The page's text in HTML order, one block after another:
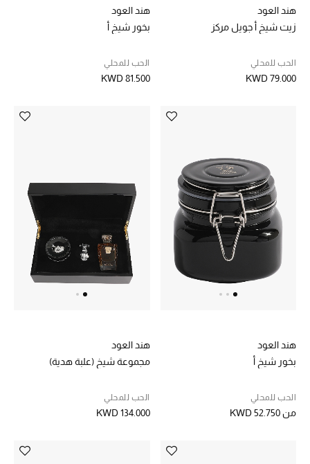
تشكيلة الأعراس
جميع الملابس النسائية
جميع الأحذية النسائية
جميع الحقائب النسائية
جميع الإكسسورات النسائية
هند العود
زيت شيخ أ جويل مركز
الحب للمحلي
KWD 79.000
هند العود
بخور شيخ أ
الحب للمحلي
KWD 81.500
هند العود
بخور شيخ أ
الحب للمحلي
منKWD 52.750
هند العود
مجموعة شيخ (علبة هدية)
الحب للمحلي
KWD 134.000